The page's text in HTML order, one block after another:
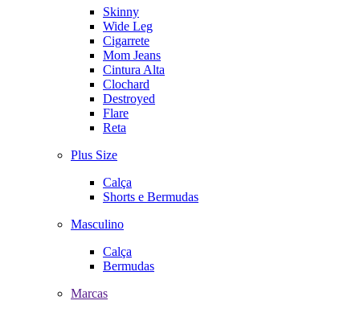
Skinny
Wide Leg
Cigarrete
Mom Jeans
Cintura Alta
Clochard
Destroyed
Flare
Reta
Plus Size
Calça
Shorts e Bermudas
Masculino
Calça
Bermudas
Marcas